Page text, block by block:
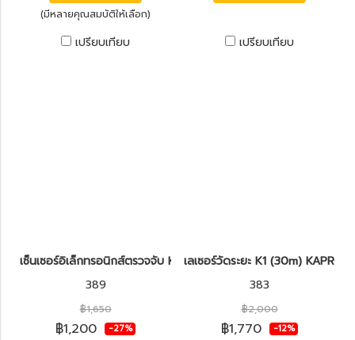
(มีหลายคุณสมบัติให้เลือก)
เปรียบเทียบ เปรียบเทียบ
เซ็นเซอร์อิเล็กทรอนิกส์ตรวจจับ KAPRO รุ่น 389 Kaprometer™
389
฿1,650
฿1,200 -27%
เลเซอร์วัดระยะ K1 (30m)
383
฿2,000
฿1,770 -12%